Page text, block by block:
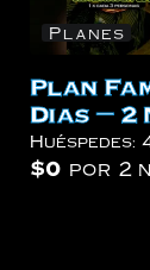
Planes
Plan
Dias – 2
Huéspedes:
$0 por 2